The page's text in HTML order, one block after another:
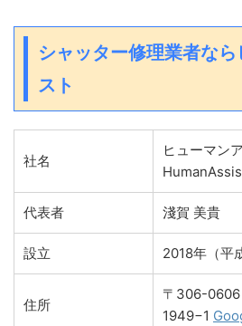
シャッター修理業者な
スト
社名
ヒューマン
HumanAssist
代表者 淺賀 美貴
設立 2018年（平
住所
〒306-0606
1949−1